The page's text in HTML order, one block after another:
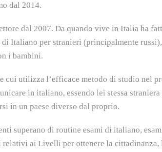
dal 2014.
dal 2007. Da quando vive in Italia ha
Italiano per stranieri (principalmente
i bambini.
cui utilizza l’efficace metodo di studio nel
in italiano, essendo lei stessa straniera
in un paese diverso dal proprio.
superano di routine esami di italiano,
ai Livelli per ottenere la cittadinanza,